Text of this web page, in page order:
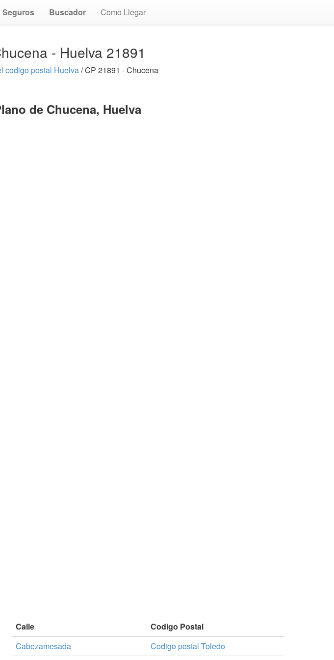
Seguros Buscador Como Llegar
- Huelva 21891
codigo postal Huelva/ CP 21891 - Chucena
de Chucena, Huelva
Calle
Codigo Postal
Cabezamesada
Codigo postal Toledo